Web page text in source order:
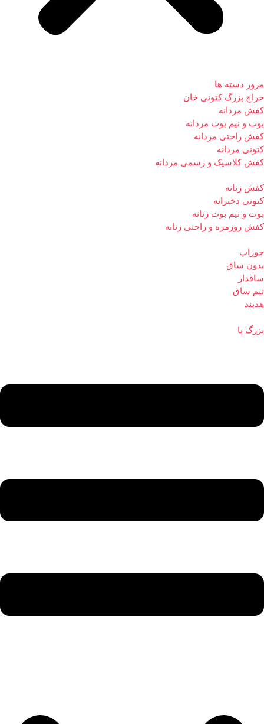
مرور دسته ها
حراج بزرگ کتونی خان
کفش مردانه
بوت و نیم بوت مردانه
کفش راحتی مردانه
کتونی مردانه
کفش کلاسیک و رسمی مردانه
کفش زنانه
کتونی دخترانه
بوت و نیم بوت زنانه
کفش روزمره و راحتی زنانه
جوراب
بدون ساق
ساقدار
نیم ساق
هدبند
بزرگ پا